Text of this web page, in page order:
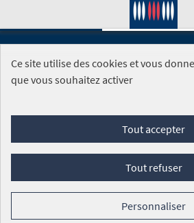
SITE DE L'ASSEMBLÉE
Foire aux questions
Conditions générales d'utilisation (CGU)
Mentions légales
Ce site utilise des cookies et vous
que vous souhaitez activer
Tout accepter
Tout refuser
Personnaliser